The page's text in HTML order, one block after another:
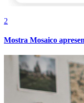
Botafogo
2
Mostra Mosaico